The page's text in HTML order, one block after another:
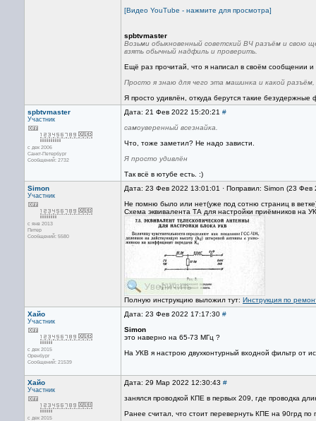
[Видео YouTube - нажмите для просмотра]
spbtvmaster
Возьми обыкновенный советский ВЧ разъём и свою
взять обычный надфиль и проверить.
Ещё раз прочитай, что я написал в своём сообщении
Просто я знаю для чего эта машинка и какой
Я просто удивлён, откуда берутся такие
spbtvmaster
Участник
с дек 2006
Санкт-Петербург
Сообщений: 2732
Дата: 21 Фев 2022 15:20:21 #
самоуверенный всезнайка.
Что, тоже заметил? Не надо зависти.
Я просто удивлён
Так всё в ютубе есть. :)
Simon
Участник
с янв 2013
Питер
Сообщений: 5580
Дата: 23 Фев 2022 13:01:01 · Поправил: Simon (23
Не помню было или нет(уже под сотню страниц в
Схема эквивалента ТА для настройки приёмников на
Полную инструкцию выложил тут: Инструкция по
Хайо
Участник
с дек 2015
Оренбург
Сообщений: 21539
Дата: 23 Фев 2022 17:17:30 #
Simon
это наверно на 65-73 МГц ?
На УКВ я настрою двухконтурный входной фильтр от
Хайо
Участник
с дек 2015
Дата: 29 Мар 2022 12:30:43 #
занялся проводкой КПЕ в первых 209, где проводка
Ранее считал, что стоит перевернуть КПЕ на 90грд по